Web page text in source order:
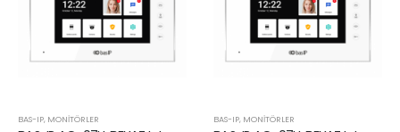
BAS-IP, MONITÖRLER BAS-IP, MONITÖRLER